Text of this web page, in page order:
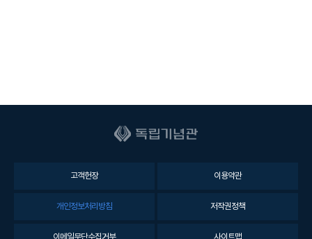
고객헌장 이용약관
개인정보처리방침 저작권정책